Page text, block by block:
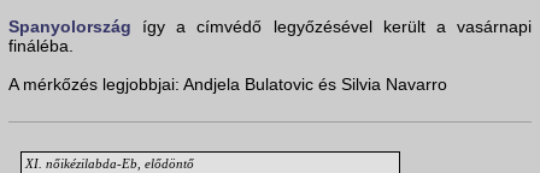
Spanyolország így a címvédő legyőzésével került a vasárnapi
fináléba.
A mérkőzés legjobbjai: Andjela Bulatovic és Silvia Navarro
XI. nőikézilabda-Eb, elődöntő